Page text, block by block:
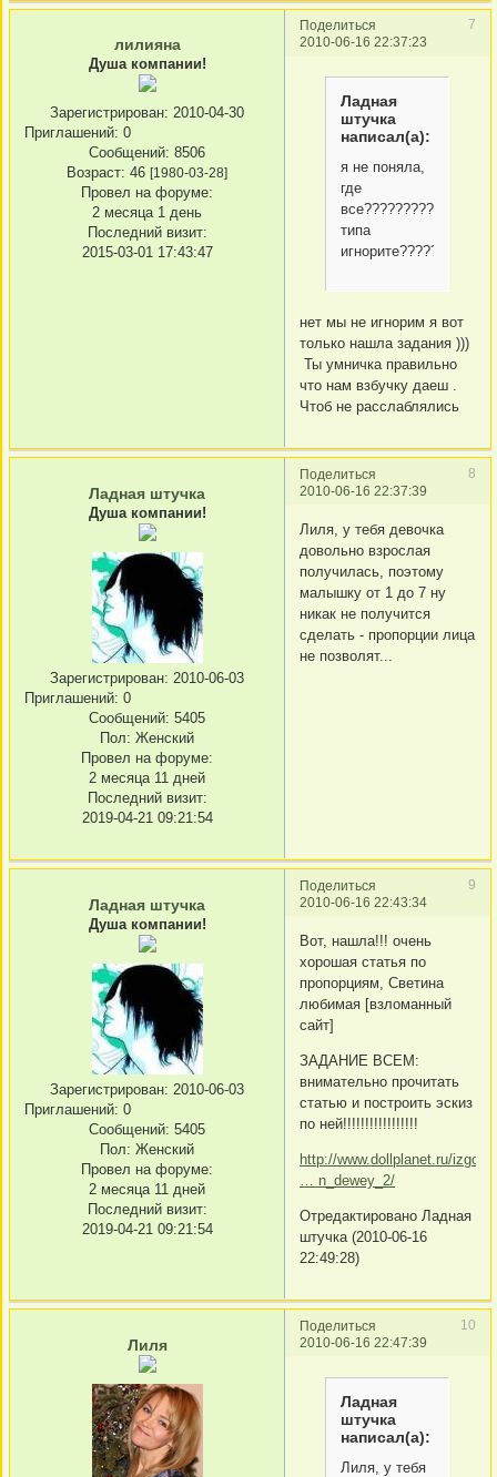
Поделиться
7
2010-06-16 22:37:23
лилияна
Душа компании!
Зарегистрирован: 2010-04-30
Приглашений: 0
Сообщений: 8506
Возраст: 46 [1980-03-28]
Провел на форуме:
2 месяца 1 день
Последний визит:
2015-03-01 17:43:47
Ладная
штучка
написал(а):
я не поняла,
где
все???????????
типа
нет мы не игнорим я вот
только нашла задания )))
Ты умничка правильно
что нам взбучку даеш .
Чтоб не расслаблялись
Поделиться
8
2010-06-16 22:37:39
Ладная штучка
Душа компании!
Зарегистрирован: 2010-06-03
Приглашений: 0
Сообщений: 5405
Пол: Женский
Провел на форуме:
2 месяца 11 дней
Последний визит:
2019-04-21 09:21:54
Лиля, у тебя девочка
довольно взрослая
получилась, поэтому
малышку от 1 до 7 ну
никак не получится
сделать - пропорции лица
не позволят...
Поделиться
9
2010-06-16 22:43:34
Ладная штучка
Душа компании!
Зарегистрирован: 2010-06-03
Приглашений: 0
Сообщений: 5405
Пол: Женский
Провел на форуме:
2 месяца 11 дней
Последний визит:
2019-04-21 09:21:54
Вот, нашла!!! очень
хорошая статья по
пропорциям, Светина
любимая [взломанный
сайт]
ЗАДАНИЕ ВСЕМ:
внимательно прочитать
статью и построить эскиз
по ней!!!!!!!!!!!!!!!!!
http://www.dollplanet.ru/
… n_dewey_2/
Отредактировано Ладная
штучка (2010-06-16
22:49:28)
Поделиться
10
2010-06-16 22:47:39
Лиля
Ладная
штучка
написал(а):
Лиля, у тебя